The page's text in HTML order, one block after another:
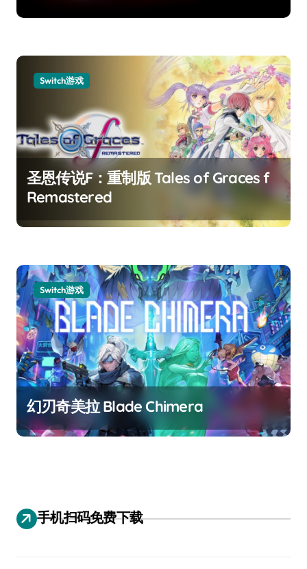
Switch游戏
圣恩传说F：重制版 Tales of Graces f
Remastered
Switch游戏
幻刃奇美拉 Blade Chimera
手机扫码免费下载